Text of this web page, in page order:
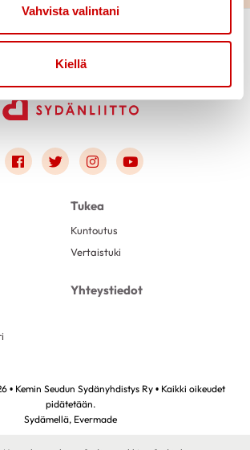
Vahvista valintani
Kiellä
Link to facebook
Link to twitter
Link to instagram
Link to youtube
Tukea
Kuntoutus
Vertaistuki
Yhteystiedot
• Kemin Seudun Sydänyhdistys Ry • Kaikki oikeudet
pidätetään.
Sydämellä, Evermade